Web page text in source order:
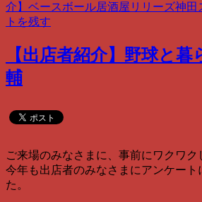
介】ベースボール居酒屋リリーズ神田
トを残す
【出店者紹介】野球と
輔
ご来場のみなさまに、事前にワクワク
今年も出店者のみなさまにアンケート
た。